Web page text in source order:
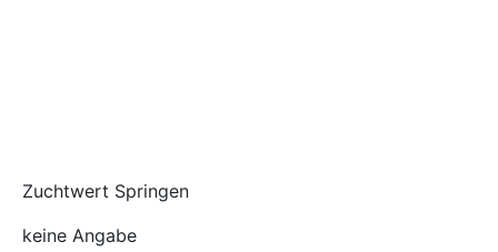
Zuchtwert Springen
keine Angabe